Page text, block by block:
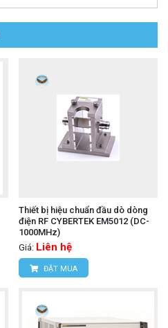
Thiết bị hiệu chuẩn đầu dò dòng
điện RF CYBERTEK EM5012 (DC-
1000MHz)
Giá: Liên hệ
ĐẶT MUA